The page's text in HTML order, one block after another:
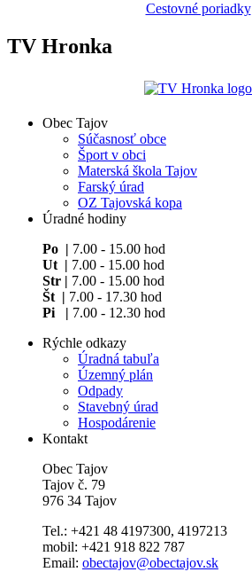
Cestovné poriadky
TV Hronka
Obec Tajov
Súčasnosť obce
Šport v obci
Materská škola Tajov
Farský úrad
OZ Tajovská kopa
Úradné hodiny
Po | 7.00 - 15.00 hod
Ut | 7.00 - 15.00 hod
Str | 7.00 - 15.00 hod
Št | 7.00 - 17.30 hod
Pi | 7.00 - 12.30 hod
Rýchle odkazy
Úradná tabuľa
Územný plán
Odpady
Stavebný úrad
Hospodárenie
Kontakt
Obec Tajov
Tajov č. 79
976 34 Tajov
Tel.: +421 48 4197300, 4197213
mobil: +421 918 822 787
Email: obectajov@obectajov.sk